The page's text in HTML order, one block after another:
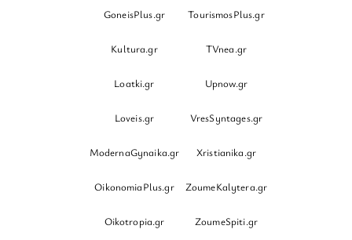
GoneisPlus.gr TourismosPlus.gr
Kultura.gr TVnea.gr
Loatki.gr Upnow.gr
Loveis.gr VresSyntages.gr
ModernaGynaika.gr Xristianika.gr
OikonomiaPlus.gr ZoumeKalytera.gr
Oikotropia.gr ZoumeSpiti.gr